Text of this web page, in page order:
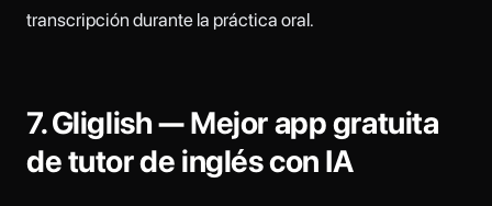
transcripción durante la práctica oral.
7. Gliglish — Mejor app gratuita
de tutor de inglés con IA